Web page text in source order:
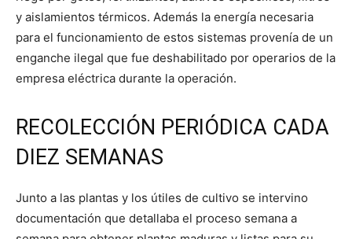
y aislamientos térmicos. Además la energía necesaria
para el funcionamiento de estos sistemas provenía de un
enganche ilegal que fue deshabilitado por operarios de la
empresa eléctrica durante la operación.
RECOLECCIÓN PERIÓDICA CADA
DIEZ SEMANAS
Junto a las plantas y los útiles de cultivo se intervino
documentación que detallaba el proceso semana a